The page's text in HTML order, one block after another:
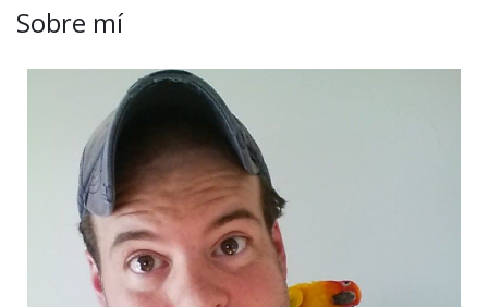
Sobre mí